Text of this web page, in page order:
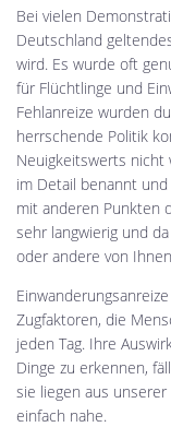
Bei vielen
Deutschland
wird. Es wurde oft
für Flüchtlinge und
Fehlanreize wurden
herrschende Politik
Neuigkeitswerts nicht
im Detail benannt
mit anderen Punkten
sehr langwierig und
oder andere von
Zugfaktoren, die
jeden Tag. Ihre
Dinge zu erkennen,
sie liegen aus
einfach nahe.